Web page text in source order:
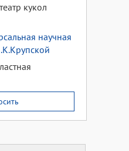
кукол
научная